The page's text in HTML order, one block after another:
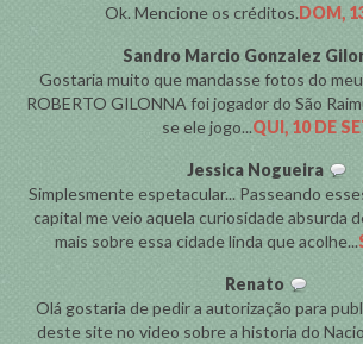
Ok. Mencione os créditos.DOM,
Sandro Marcio Gonzalez
Gostaria muito que mandasse fotos do
ROBERTO GILONNA foi jogador do São
se ele jogo...QUI, 10 DE
Jessica Nogueira
Simplesmente espetacular... Passeando
capital me veio aquela curiosidade absurda
mais sobre essa cidade linda que acolhe...
Renato
Olá gostaria de pedir a autorização para
deste site no video sobre a historia do